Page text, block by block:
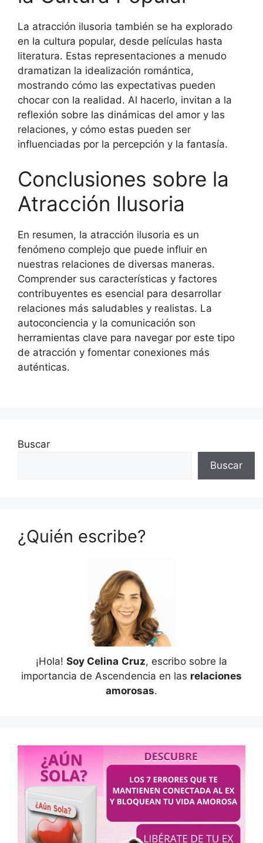
La atracción ilusoria también se ha explorado
en la cultura popular, desde películas hasta
literatura. Estas representaciones a menudo
dramatizan la idealización romántica,
mostrando cómo las expectativas pueden
chocar con la realidad. Al hacerlo, invitan a la
reflexión sobre las dinámicas del amor y las
relaciones, y cómo estas pueden ser
influenciadas por la percepción y la fantasía.
Conclusiones sobre la
Atracción Ilusoria
En resumen, la atracción ilusoria es un
fenómeno complejo que puede influir en
nuestras relaciones de diversas maneras.
Comprender sus características y factores
contribuyentes es esencial para desarrollar
relaciones más saludables y realistas. La
autoconciencia y la comunicación son
herramientas clave para navegar por este tipo
de atracción y fomentar conexiones más
auténticas.
Buscar
Buscar
¿Quién escribe?
¡Hola! Soy Celina Cruz, escribo sobre la
importancia de Ascendencia en las relaciones
amorosas.